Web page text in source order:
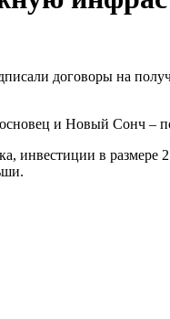
договоры на
и Новый Сонч
инвестиции в размере